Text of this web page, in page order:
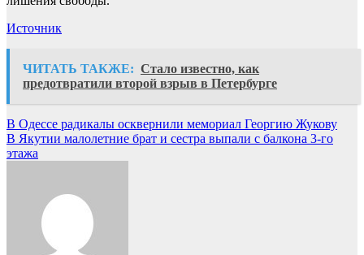
Источник
ЧИТАТЬ ТАКЖЕ: Стало известно, как
предотвратили второй взрыв в Петербурге
Навигация
по
В Одессе радикалы осквернили мемориал Георгию Жукову
В Якутии малолетние брат и сестра выпали с балкона 3-го
этажа